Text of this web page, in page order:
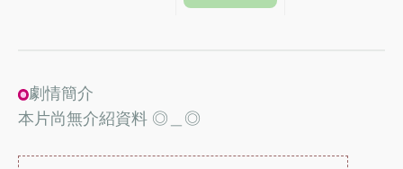
劇情簡介
本片尚無介紹資料 ◎＿◎